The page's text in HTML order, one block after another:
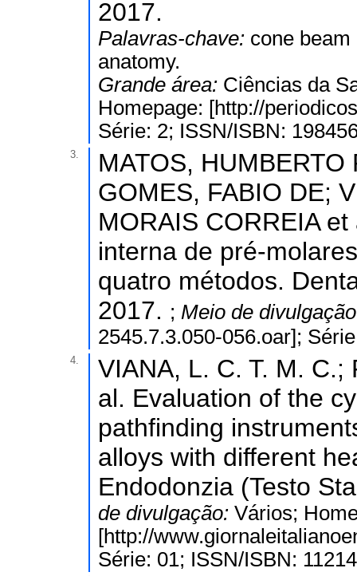
2017.
Palavras-chave: cone
anatomy.
Grande área: Ciências da
Homepage: [http://
Série: 2; ISSN/ISBN:
3.
MATOS,
GOMES, FABIO DE;
MORAIS CORREIA
interna de pré-
quatro métodos.
2017. ; Meio de
2545.7.3.050-056.oar];
4.
VIANA, L. C. T. M. C.;
al. Evaluation of the
pathfinding
alloys with different
Endodonzia (Testo
de divulgação: Vários;
[http://
Série: 01; ISSN/ISBN: